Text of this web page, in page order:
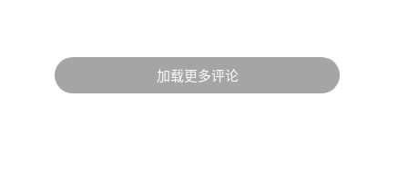
加载更多评论